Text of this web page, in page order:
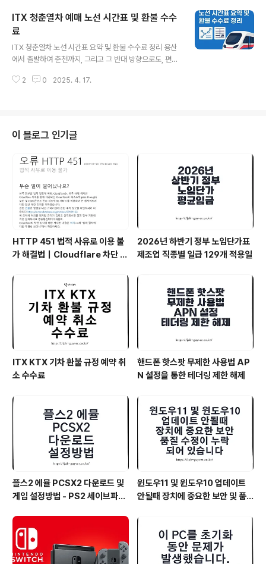
간표 확인시험 날짜와 시간을 미리 체크하여 늦지 않게 시
험장에 도착할 수 있도록 계획을 세우세요.준비 시간을 포
함하여 시험 종료 후의 일정도 고려해야 합니다.수능 시험
준비물 확인반드시 지참해야 하는 신분증과 수험표를 준비
하세요. 이 두 가지가 없으면 시험을 볼 수 없으며 국내에서
만 사용 가능한 신분증일 경우, 추가로 여권 또는 운전면허
ITX 청춘열차 예매 노선 시간표 및 환불 수수
료
ITX 청춘열차 노선 시간표 요약 및 환불 수수료 정리 용산
에서 출발하여 춘천까지, 그리고 그 반대 방향으로도, 편안
춘열차를 이용하는 이용자들이 꾸준히 늘어나고 있습니다.
이 여정은 편안하게 창가에서 풍경을 감상하며 여행하는
느낌을 더해줍니다. 또한, 자전거를 즐기는 분들에게도 큰
호응을 얻고 있는데요. 춘천에서 출발하여 배후령이나 속
초로 향하는 자전거 여행이나, 서울에서 출발하여 춘천에
도착한 후 빠르고 편리하게 돌아올 수 있는 ITX를 활용하
는 분들이 늘어나고 있습니다.ITX..
2 0 2025. 4. 17.
이 블로그 인기글
HTTP 451 법적 사유로 이용 불
가 해결법｜Cloudflare 차단 원
2026년 하반기 정부 노임단가표
제조업 직종별 일급 129개 적용일
ITX KTX 기차 환불 규정 예약 취
소 수수료
핸드폰 핫스팟 무제한 사용법 AP
N 설정을 통한 테더링 제한 해제
플스2 에뮬 PCSX2 다운로드 및
게임 설정방법 - PS2 세이브파일
윈도우11 및 윈도우10 업데이트
안될때 장치에 중요한 보안 및 품